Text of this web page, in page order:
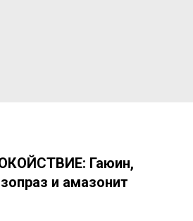
Гаюин,
и амазонит